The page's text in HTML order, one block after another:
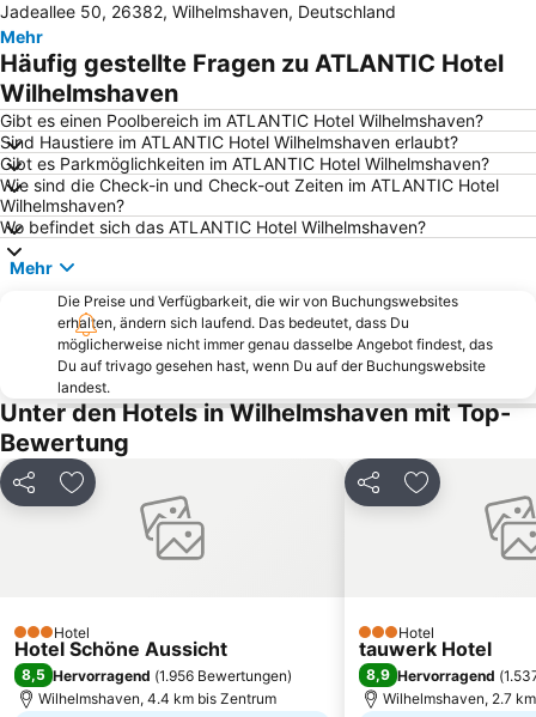
Am Yachthafen
Strand Neuharlingersiel
Schaufenster Fischereihafen
Schloss Aurich
Deutsches Auswandererhaus
Bahnhof Wilhelmshaven
Blumenthal
Bahnhof Oldenburg
Strand Spiekeroog
Weser-Ems-Hallen
HafenBus
Kurpark Bad Zwischenahn
Hafenblick
Bad Zwischenahner Woche
Weser-Strandbad
Alte Inselkirche
Stadtbremisches Überseehafengebiet Bremerhaven
Deutsches Marinemuseum
Bernsteinsee
Deichkirche Carolinensiel
Museum Nationalparkhaus Fedderwardersiel
Farge
Lamberti Markt
Schloß Rastede
Berensch-Arensch
Nationalpark Niedersächsisches Wattenmeer
Kaiser-Wilhelm-Brücke
Wasserturm Langeoog
Olantis Huntebad
Jadeallee 50, 26382, Wilhelmshaven, Deutschland
Mehr
Häufig gestellte Fragen zu ATLANTIC Hotel
Wilhelmshaven
Gibt es einen Poolbereich im ATLANTIC Hotel Wilhelmshaven?
Sind Haustiere im ATLANTIC Hotel Wilhelmshaven erlaubt?
Gibt es Parkmöglichkeiten im ATLANTIC Hotel Wilhelmshaven?
Wie sind die Check-in und Check-out Zeiten im ATLANTIC Hotel
Wilhelmshaven?
Wo befindet sich das ATLANTIC Hotel Wilhelmshaven?
Mehr
Die Preise und Verfügbarkeit, die wir von Buchungswebsites
erhalten, ändern sich laufend. Das bedeutet, dass Du
möglicherweise nicht immer genau dasselbe Angebot findest, das
Du auf trivago gesehen hast, wenn Du auf der Buchungswebsite
landest.
Unter den Hotels in Wilhelmshaven mit Top-
Bewertung
Teilen Zu Favoriten hinzufügen
3 Sterne
Hotel
Hotel Schöne Aussicht
8,5 Hervorragend (1.956 Bewertungen)
Wilhelmshaven, 4.4 km bis Zentrum
Teilen Zu Favoriten
3 Sterne
Hotel
tauwerk Hotel
8,9 Hervorragend (
Wilhelmshaven, 2.7